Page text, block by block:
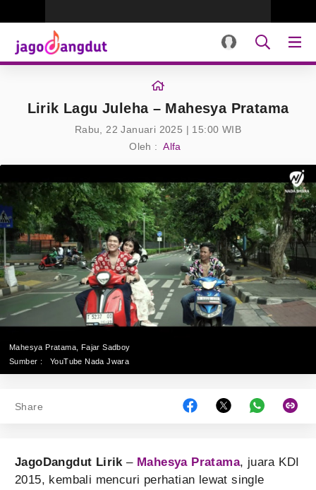
Lirik Lagu Juleha – Mahesya Pratama
Rabu, 22 Januari 2025 | 15:00 WIB
Oleh : Alfa
Mahesya Pratama, Fajar Sadboy
Sumber :
YouTube Nada Jwara
Share
JagoDangdut Lirik– Mahesya Pratama, juara KDI
2015, kembali mencuri perhatian lewat single